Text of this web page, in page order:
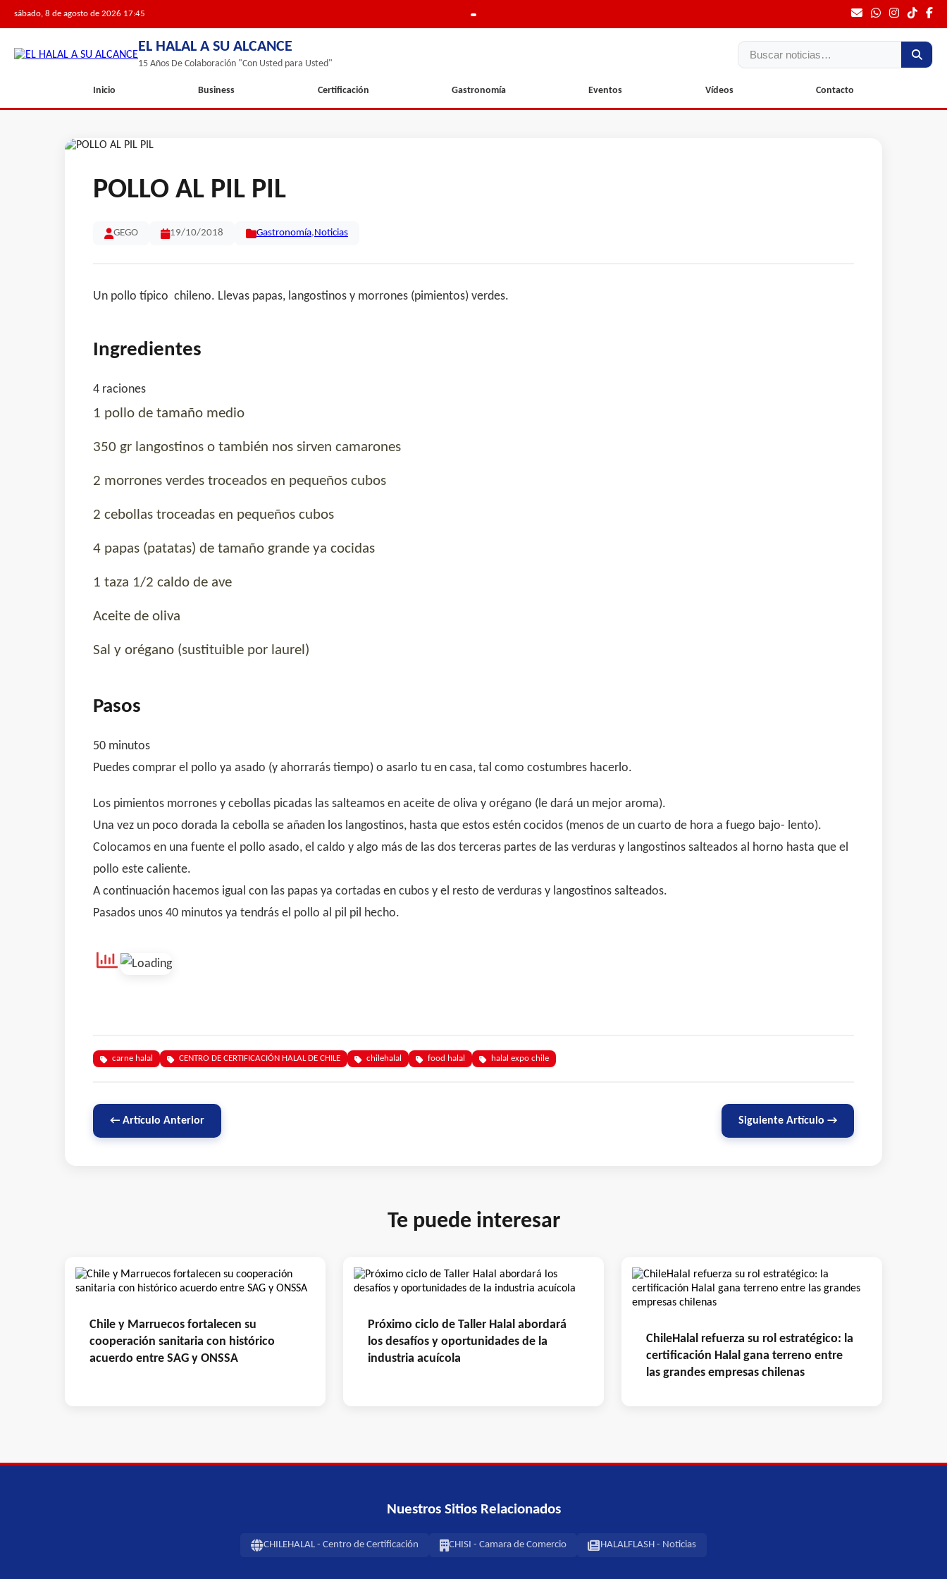
sábado, 8 de agosto de 2026 17:45
EL HALAL A SU ALCANCE
15 Años De Colaboración "Con Usted para Usted"
Buscar
Inicio Business Certificación Gastronomía Eventos Vídeos Contacto
POLLO AL PIL PIL
GEGO 19/10/2018 Gastronomía,Noticias
Un pollo típico chileno. Llevas papas, langostinos y morrones (pimientos) verdes.
Ingredientes
4 raciones
1 pollo de tamaño medio
350 gr langostinos o también nos sirven camarones
2 morrones verdes troceados en pequeños cubos
2 cebollas troceadas en pequeños cubos
4 papas (patatas) de tamaño grande ya cocidas
1 taza 1/2 caldo de ave
Aceite de oliva
Sal y orégano (sustituible por laurel)
Pasos
50 minutos
Puedes comprar el pollo ya asado (y ahorrarás tiempo) o asarlo tu en casa, tal como costumbres hacerlo.
Los pimientos morrones y cebollas picadas las salteamos en aceite de oliva y orégano (le dará un mejor aroma).
Una vez un poco dorada la cebolla se añaden los langostinos, hasta que estos estén cocidos (menos de un cuarto de hora a fuego bajo- lento).
Colocamos en una fuente el pollo asado, el caldo y algo más de las dos terceras partes de las verduras y langostinos salteados al horno hasta que el
pollo este caliente.
A continuación hacemos igual con las papas ya cortadas en cubos y el resto de verduras y langostinos salteados.
Pasados unos 40 minutos ya tendrás el pollo al pil pil hecho.
carne halal CENTRO DE CERTIFICACIÓN HALAL DE CHILE chilehalal food halal halal expo chile
← Artículo Anterior Siguiente Artículo →
Te puede interesar
Chile y Marruecos fortalecen su
cooperación sanitaria con histórico
acuerdo entre SAG y ONSSA
Próximo ciclo de Taller Halal abordará
los desafíos y oportunidades de la
industria acuícola
ChileHalal refuerza su rol estratégico: la
certificación Halal gana terreno entre
las grandes empresas chilenas
Nuestros Sitios Relacionados
CHILEHALAL - Centro de Certificación CHISI - Camara de Comercio HALALFLASH - Noticias